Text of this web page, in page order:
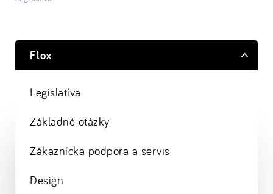
Flox
Legislatíva
Základné otázky
Zákaznícka podpora a servis
Design